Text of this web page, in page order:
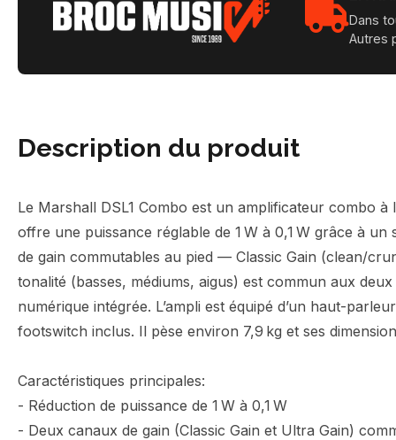
Dans
Autres
Description du produit
Le Marshall DSL1 Combo est un amplificateur combo
offre une puissance réglable de 1 W à 0,1 W grâce à
de gain commutables au pied — Classic Gain (clean/
tonalité (basses, médiums, aigus) est commun aux
numérique intégrée. L’ampli est équipé d’un haut-
footswitch inclus. Il pèse environ 7,9 kg et ses
Caractéristiques principales:
- Réduction de puissance de 1 W à 0,1 W
- Deux canaux de gain (Classic Gain et Ultra Gain)